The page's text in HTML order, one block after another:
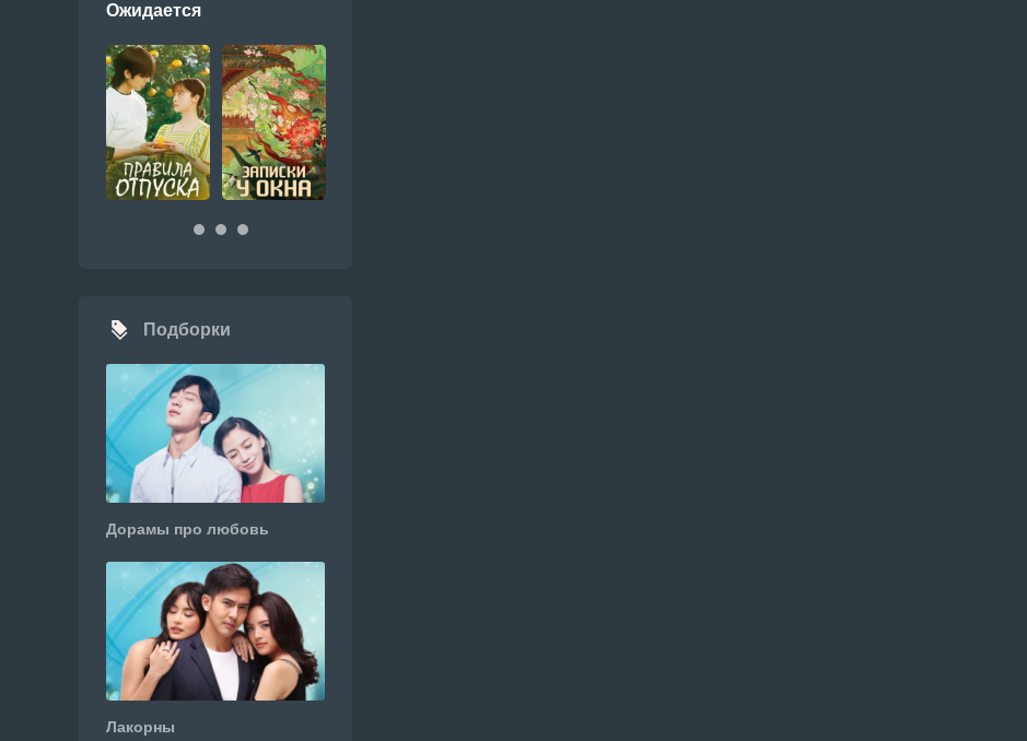
Ожидается
Подборки
Дорамы про любовь
Лакорны